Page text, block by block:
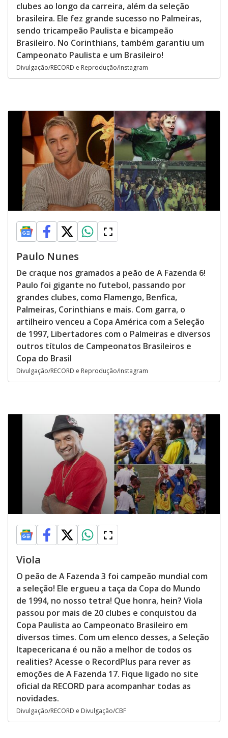
clubes ao longo da carreira, além da seleção
brasileira. Ele fez grande sucesso no Palmeiras,
sendo tricampeão Paulista e bicampeão
Brasileiro. No Corinthians, também garantiu um
Campeonato Paulista e um Brasileiro!
Divulgação/RECORD e Reprodução/Instagram
Paulo Nunes
De craque nos gramados a peão de A Fazenda 6!
Paulo foi gigante no futebol, passando por
grandes clubes, como Flamengo, Benfica,
Palmeiras, Corinthians e mais. Com garra, o
artilheiro venceu a Copa América com a Seleção
de 1997, Libertadores com o Palmeiras e diversos
outros títulos de Campeonatos Brasileiros e
Copa do Brasil
Divulgação/RECORD e Reprodução/Instagram
Viola
O peão de A Fazenda 3 foi campeão mundial com
a seleção! Ele ergueu a taça da Copa do Mundo
de 1994, no nosso tetra! Que honra, hein? Viola
passou por mais de 20 clubes e conquistou da
Copa Paulista ao Campeonato Brasileiro em
diversos times. Com um elenco desses, a Seleção
Itapecericana é ou não a melhor de todos os
realities? Acesse o RecordPlus para rever as
emoções de A Fazenda 17. Fique ligado no site
oficial da RECORD para acompanhar todas as
novidades.
Divulgação/RECORD e Divulgação/CBF